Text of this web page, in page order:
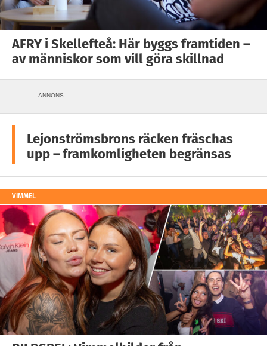
AFRY i Skellefteå: Här byggs framtiden –
av människor som vill göra skillnad
ANNONS
Lejonströmsbrons räcken fräschas
upp – framkomligheten begränsas
VIMMEL